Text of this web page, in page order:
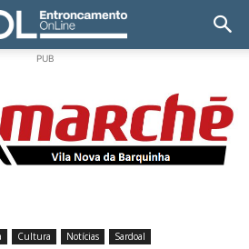
PUB
Cultura Notícias Sardoal